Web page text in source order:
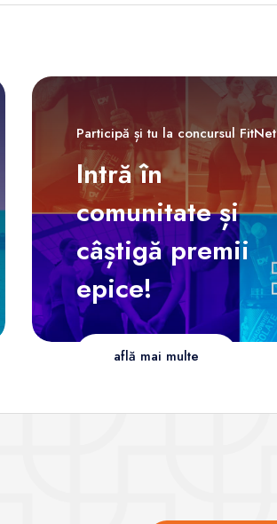
Participă și tu la concursul FitNet
Intră în
comunitate și
câștigă premii
epice!
află mai multe